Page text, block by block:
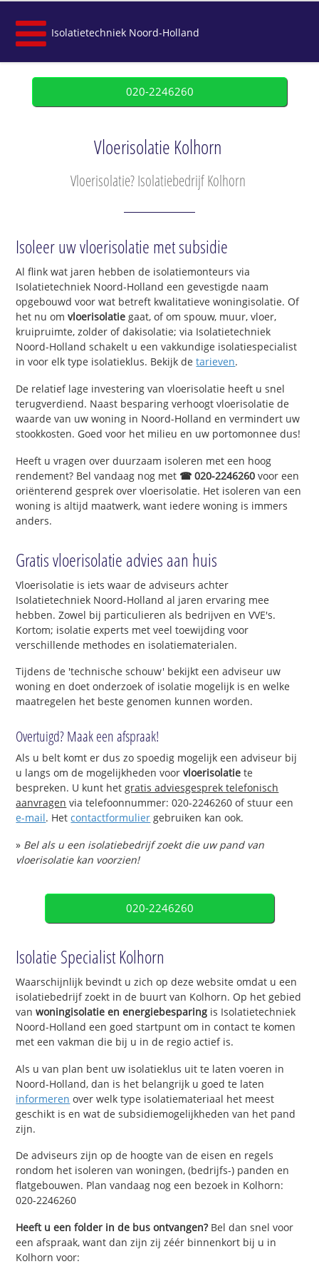
Isolatietechniek Noord-Holland
020-2246260
Vloerisolatie Kolhorn
Vloerisolatie? Isolatiebedrijf Kolhorn
Isoleer uw vloerisolatie met subsidie
Al flink wat jaren hebben de isolatiemonteurs via
Isolatietechniek Noord-Holland een gevestigde naam
opgebouwd voor wat betreft kwalitatieve woningisolatie. Of
het nu omvloerisolatie gaat, of om spouw, muur, vloer,
kruipruimte, zolder of dakisolatie; via Isolatietechniek
Noord-Holland schakelt u een vakkundige isolatiespecialist
in voor elk type isolatieklus. Bekijk detarieven.
De relatief lage investering van vloerisolatie heeft u snel
terugverdiend. Naast besparing verhoogt vloerisolatie de
waarde van uw woning in Noord-Holland en vermindert uw
stookkosten. Goed voor het milieu en uw portomonnee dus!
Heeft u vragen over duurzaam isoleren met een hoog
rendement? Bel vandaag nog met ☎ 020-2246260 voor een
oriënterend gesprek over vloerisolatie. Het isoleren van een
woning is altijd maatwerk, want iedere woning is immers
anders.
Gratis vloerisolatie advies aan huis
Vloerisolatie is iets waar de adviseurs achter
Isolatietechniek Noord-Holland al jaren ervaring mee
hebben. Zowel bij particulieren als bedrijven en VVE's.
Kortom; isolatie experts met veel toewijding voor
verschillende methodes en isolatiematerialen.
Tijdens de 'technische schouw' bekijkt een adviseur uw
woning en doet onderzoek of isolatie mogelijk is en welke
maatregelen het beste genomen kunnen worden.
Overtuigd? Maak een afspraak!
Als u belt komt er dus zo spoedig mogelijk een adviseur bij
u langs om de mogelijkheden voorvloerisolatie te
bespreken. U kunt hetgratis adviesgesprek telefonisch
aanvragen via telefoonnummer: 020-2246260 of stuur een
e-mail. Hetcontactformulier gebruiken kan ook.
» Bel als u een isolatiebedrijf zoekt die uw pand van
vloerisolatie kan voorzien!
020-2246260
Isolatie Specialist Kolhorn
Waarschijnlijk bevindt u zich op deze website omdat u een
isolatiebedrijf zoekt in de buurt van Kolhorn. Op het gebied
vanwoningisolatie en energiebesparing is Isolatietechniek
Noord-Holland een goed startpunt om in contact te komen
met een vakman die bij u in de regio actief is.
Als u van plan bent uw isolatieklus uit te laten voeren in
Noord-Holland, dan is het belangrijk u goed te laten
informeren over welk type isolatiemateriaal het meest
geschikt is en wat de subsidiemogelijkheden van het pand
zijn.
De adviseurs zijn op de hoogte van de eisen en regels
rondom het isoleren van woningen, (bedrijfs-) panden en
flatgebouwen. Plan vandaag nog een bezoek in Kolhorn:
020-2246260
Heeft u een folder in de bus ontvangen?Bel dan snel voor
een afspraak, want dan zijn zij zéér binnenkort bij u in
Kolhorn voor: